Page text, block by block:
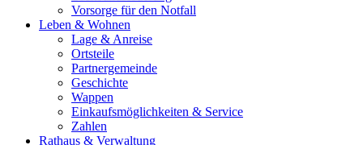
Vorsorge für den Notfall
Leben & Wohnen
Lage & Anreise
Ortsteile
Partnergemeinde
Geschichte
Wappen
Einkaufsmöglichkeiten & Service
Zahlen
Rathaus & Verwaltung